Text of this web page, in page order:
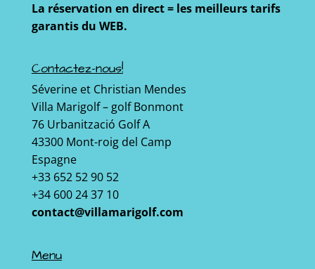
La réservation en direct = les meilleurs tarifs
garantis du WEB.
Contactez-nous!
Séverine et Christian Mendes
Villa Marigolf – golf Bonmont
76 Urbanització Golf A
43300 Mont-roig del Camp
Espagne
+33 652 52 90 52
+34 600 24 37 10
contact@villamarigolf.com
Menu